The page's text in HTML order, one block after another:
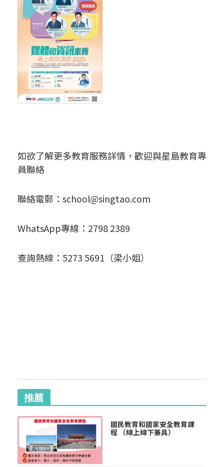
如欲了解更多教育服務詳情，歡迎與星島教育專
員聯絡
聯絡電郵： school@singtao.com
WhatsApp專線：2798 2389
查詢熱線：5273 5691（梁小姐）
推薦
國民教育和國家安全教育課
程 （線上線下兼具）